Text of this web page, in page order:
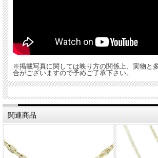
※掲載写真に関しては映り方の関係上、実物と
合がございますので予めご了承下さい。
関連商品